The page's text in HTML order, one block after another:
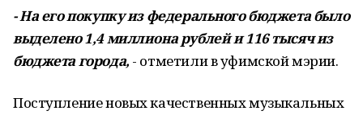
- На его покупку из федерального бюджета было
выделено 1,4 миллиона рублей и 116 тысяч из
бюджета города, - отметили в уфимской мэрии.
Поступление новых качественных музыкальных